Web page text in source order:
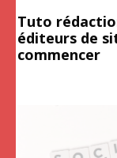
Tuto
éditeurs de
commencer